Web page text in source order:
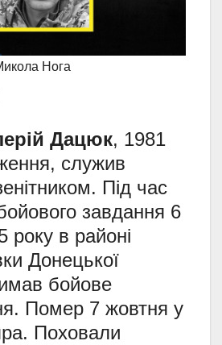
Нога
Дацюк, 1981
служив
Під час
завдання 6
року в районі
Донецької
бойове
Помер 7 жовтня у
Поховали